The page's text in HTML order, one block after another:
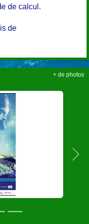
de calcul.
de
+ de photos